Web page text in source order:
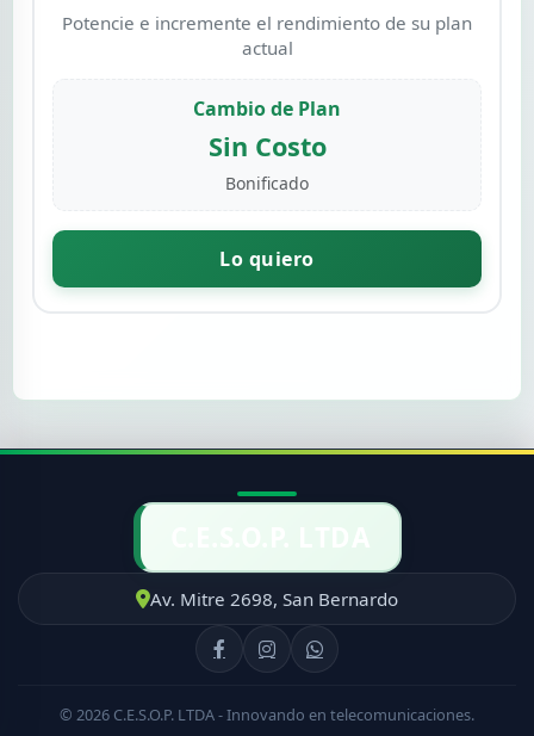
Potencie e incremente el rendimiento de su plan
actual
Cambio de Plan
Sin Costo
Bonificado
Lo quiero
Av. Mitre 2698, San Bernardo
© 2026 C.E.S.O.P. LTDA - Innovando en telecomunicaciones.